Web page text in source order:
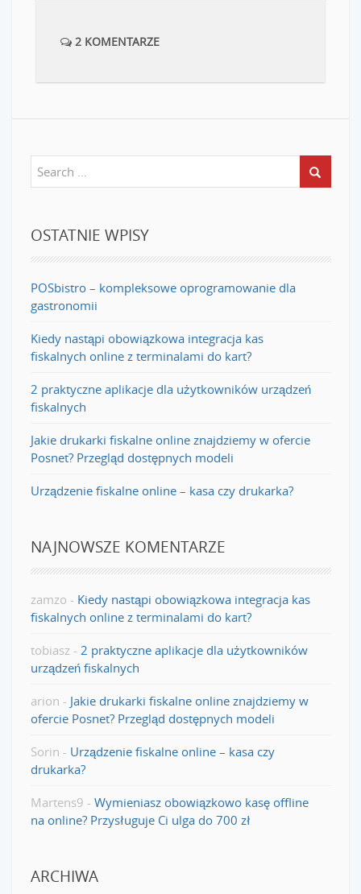
2 KOMENTARZE
OSTATNIE WPISY
POSbistro – kompleksowe oprogramowanie dla
gastronomii
Kiedy nastąpi obowiązkowa integracja kas
fiskalnych online z terminalami do kart?
2 praktyczne aplikacje dla użytkowników urządzeń
fiskalnych
Jakie drukarki fiskalne online znajdziemy w ofercie
Posnet? Przegląd dostępnych modeli
Urządzenie fiskalne online – kasa czy drukarka?
NAJNOWSZE KOMENTARZE
zamzo - Kiedy nastąpi obowiązkowa integracja kas
fiskalnych online z terminalami do kart?
tobiasz- 2 praktyczne aplikacje dla użytkowników
urządzeń fiskalnych
arion - Jakie drukarki fiskalne online znajdziemy w
ofercie Posnet? Przegląd dostępnych modeli
Sorin - Urządzenie fiskalne online – kasa czy
drukarka?
Martens9 - Wymieniasz obowiązkowo kasę offline
na online? Przysługuje Ci ulga do 700 zł
ARCHIWA